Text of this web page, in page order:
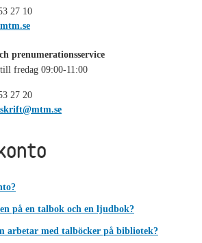
27 10
prenumerationsservice
fredag 09:00-11:00
27 20
på en talbok och en ljudbok?
arbetar med talböcker på bibliotek?